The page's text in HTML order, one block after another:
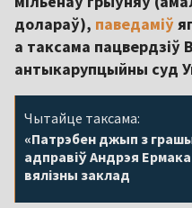
долараў), паведаміў
а таксама
антыкарупцыйны суд
Чытайце таксама:
«Патрэбен джып з
адправіў Андрэя
вялізны заклад